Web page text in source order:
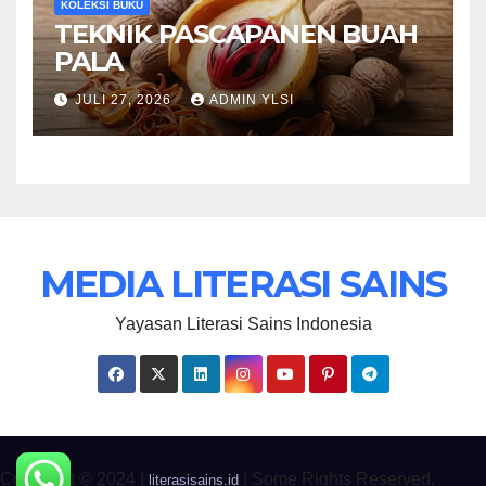
KOLEKSI BUKU
TEKNIK PASCAPANEN BUAH
PALA
JULI 27, 2026 ADMIN YLSI
MEDIA LITERASI SAINS
Yayasan Literasi Sains Indonesia
Copyright © 2024 | literasisains.id | Some Rights Reserved.